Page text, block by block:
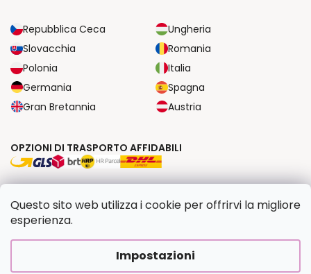
Questo sito web utilizza i cookie per offrirvi la migliore
esperienza.
Impostazioni
Repubblica Ceca
Ungheria
Slovacchia
Romania
Polonia
Italia
Germania
Spagna
Gran Bretannia
Austria
OPZIONI DI TRASPORTO AFFIDABILI
Creato da Shoptet Premium|UpraviloFV STUDIO
Copyright 2026Dipingilo.it. Tutti i diritti riservati.